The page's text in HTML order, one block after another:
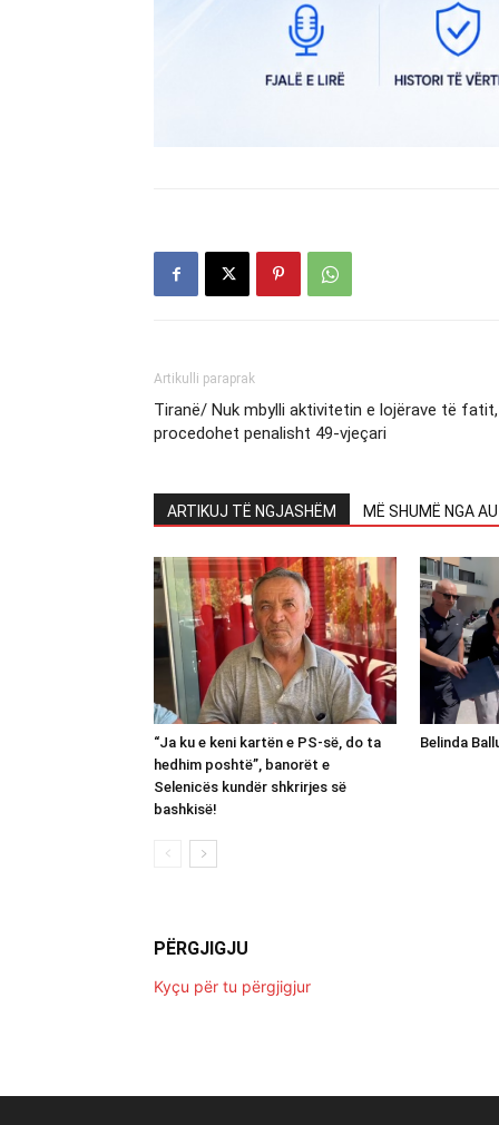
Artikulli paraprak
Tiranë/ Nuk mbylli aktivitetin e lojërave të fatit,
procedohet penalisht 49-vjeçari
ARTIKUJ TË NGJASHËM MË SHUMË NGA
“Ja ku e keni kartën e PS-së, do ta
hedhim poshtë”, banorët e
Selenicës kundër shkrirjes së
bashkisë!
Belinda
PËRGJIGJU
Kyçu për tu përgjigjur